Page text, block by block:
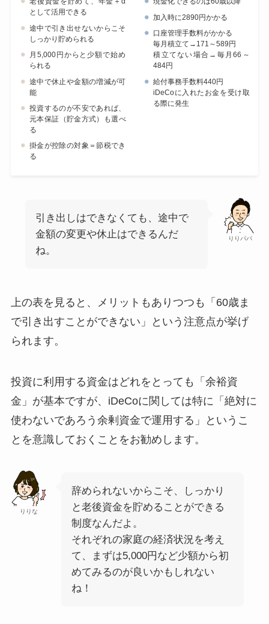
として活用できる
途中で引き出せないからこそ
しっかり貯められる
月5,000円からと少額で始め
られる
途中で休止や金額の増減が可
能
投資するのが不安であれば、
元本保証（貯金方式）も選べ
る
掛金が控除の対象＝節税でき
る
加入時に2890円かかる
口座管理手数料がかかる
毎月積立て→171～589円
積立てない場合→毎月66～
484円
給付事務手数料440円
iDeCoに入れたお金を受け取
る際に発生
りりパパ
引き出しはできなくても、途中で
金額の変更や休止はできるんだ
ね。
上の表を見ると、メリットもありつつも「60歳ま
で引き出すことができない」という注意点が挙げ
られます。
投資に利用する資金はどれをとっても「余裕資
金」が基本ですが、iDeCoに関しては特に「絶対に
使わないであろう余剰資金で運用する」というこ
とを意識しておくことをお勧めします。
りりな
辞められないからこそ、しっかり
と老後資金を貯めることができる
制度なんだよ。
それぞれの家庭の経済状況を考え
て、まずは5,000円など少額から初
めてみるのが良いかもしれない
ね！